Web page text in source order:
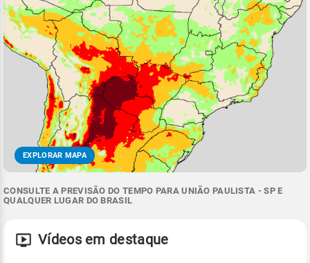
EXPLORAR MAPA
CONSULTE A PREVISÃO DO TEMPO PARA UNIÃO PAULISTA - SP E
QUALQUER LUGAR DO BRASIL
Vídeos em destaque